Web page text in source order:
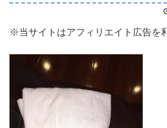
※当サイトはアフィリエイト広告を